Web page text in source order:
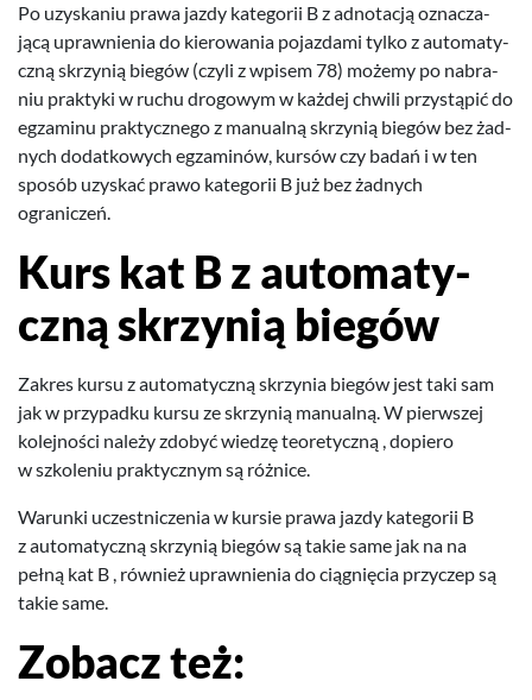
Po uzyska­niu prawa jazdy kat­e­gorii B z adno­tacją oznacza­
jącą uprawnienia do kierowa­nia pojaz­dami tylko z automaty­
czną skrzynią biegów (czyli z wpisem78) możemy po nabra­
niu prak­tyki w ruchu dro­gowym w każdej chwili przys­tąpić do
egza­minu prak­ty­cznego z man­u­alną skrzynią biegów bez żad­
nych dodatkowych egza­m­inów, kursów czy badań i w ten
sposób uzyskać prawo kat­e­gorii B już bez żad­nych
ograniczeń.
Kurs kat B z automaty­
czną skrzynią biegów
Zakres kursu z automaty­czną skrzy­nia biegów jest taki sam
jak w przy­padku kursu ze skrzynią man­u­alną. W pier­wszej
kole­jności należy zdobyć wiedzę teo­re­ty­czną , dopiero
w szkole­niu prak­ty­cznym są różnice.
Warunki uczest­niczenia w kur­sie prawa jazdy kat­e­gorii B
z automaty­czną skrzynią biegów są takie same jak na na
pełną kat B , również uprawnienia do ciąg­nię­cia przy­czep są
takie same.
Zobacz też: